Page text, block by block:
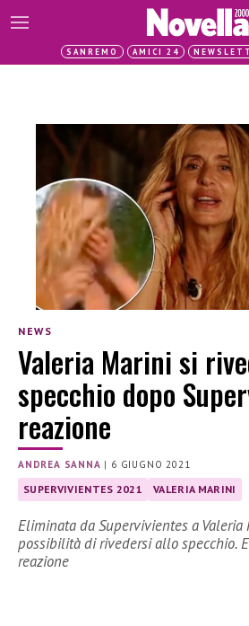
SANREMO AMICI 24
NEWS
Valeria Marini si
specchio dopo
reazione
ANDREA SANNA | 6 GIUGNO 2021
SUPERVIVIENTES 2021 VALERIA MARINI
Eliminata da Supervivientes a
possibilità di rivedersi allo specchio.
reazione